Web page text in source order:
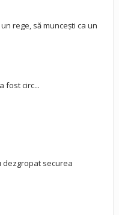
rege, să muncești ca un
fost circ...
dezgropat securea